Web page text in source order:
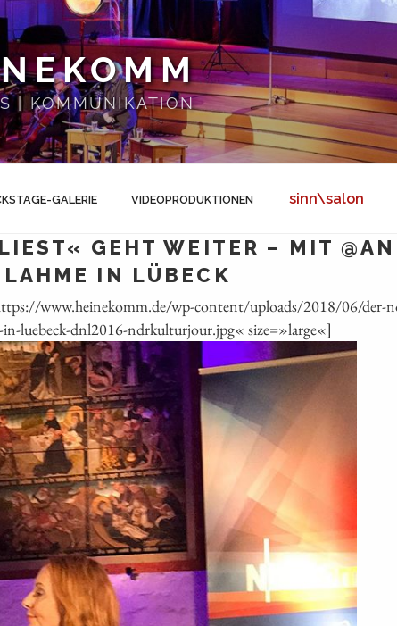
| KOMMUNIKATION
GALERIE VIDEOPRODUKTIONEN sinn\salon
GEHT WEITER – MIT
IN LÜBECK
www.heinekomm.de/wp-content/uploads/2018/06/der-
in-luebeck-dnl2016-ndrkulturjour.jpg« size=»large«]